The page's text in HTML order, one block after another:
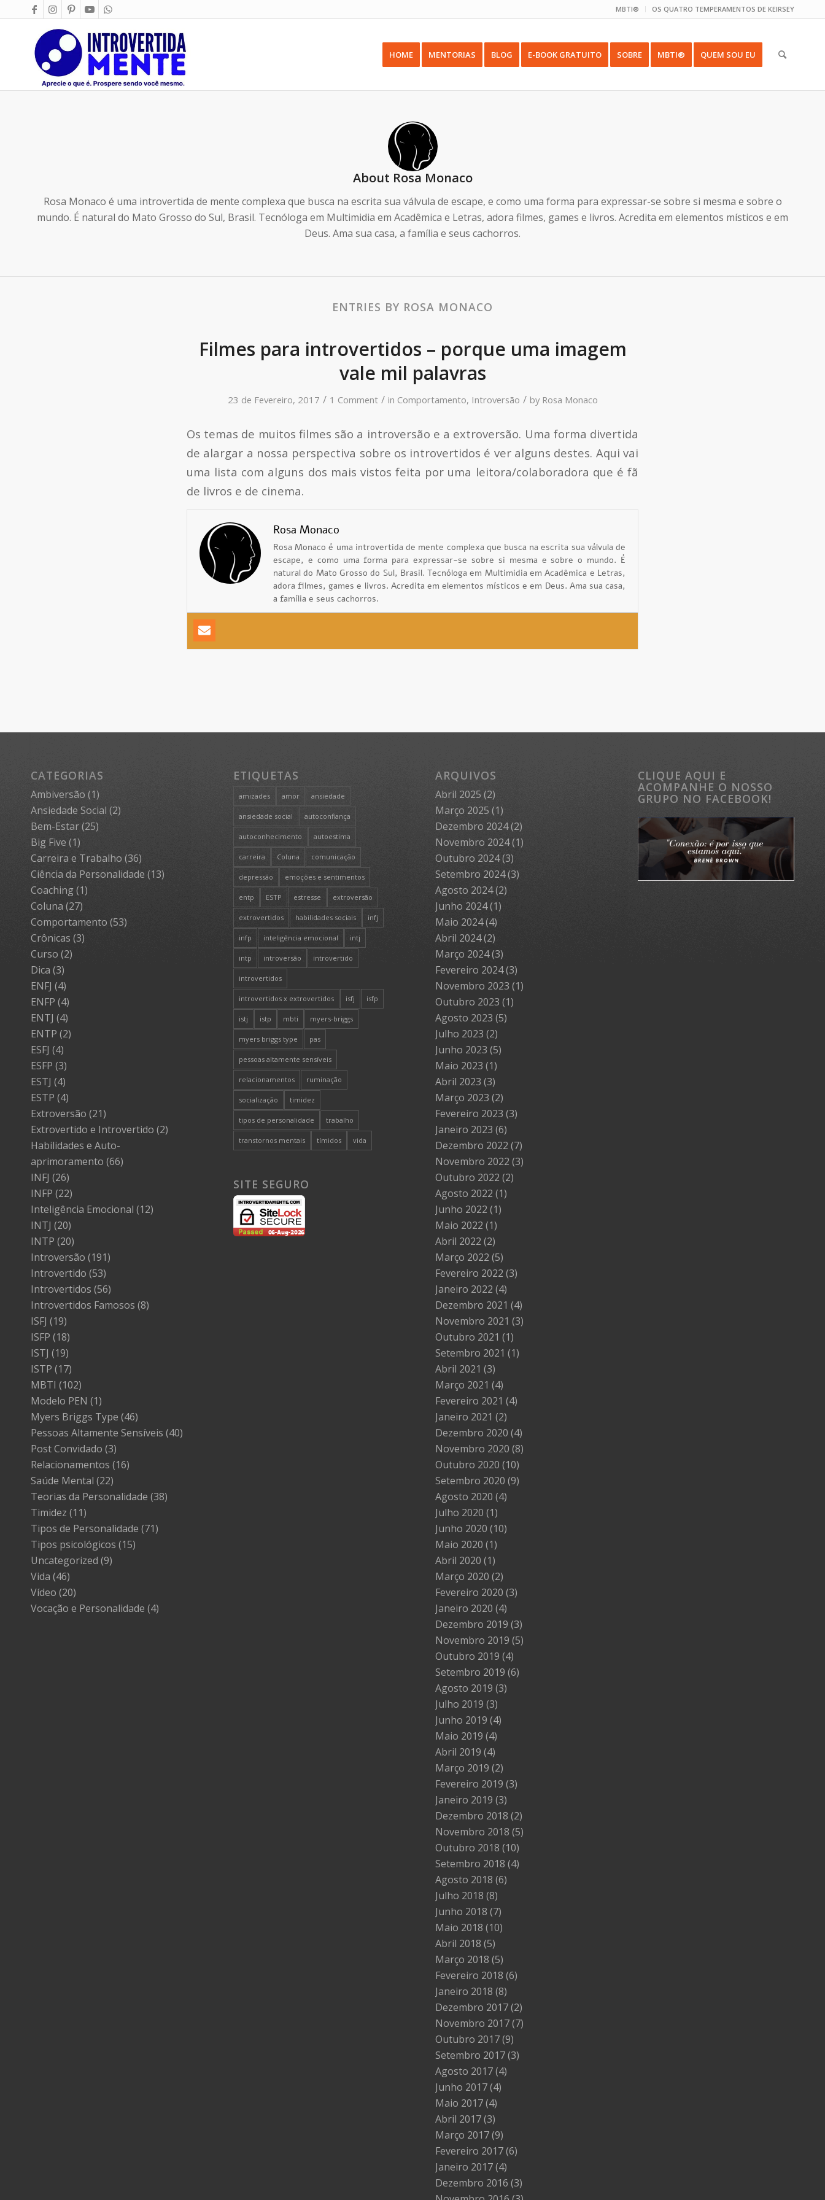
MBTI® OS QUATRO TEMPERAMENTOS DE KEIRSEY
HOME MENTORIAS BLOG E-BOOK GRATUITO SOBRE MBTI® QUEM SOU EU
About Rosa Monaco
Rosa Monaco é uma introvertida de mente complexa que busca na escrita sua válvula de escape, e como uma forma para expressar-se sobre si mesma e sobre o
mundo. É natural do Mato Grosso do Sul, Brasil. Tecnóloga em Multimidia em Acadêmica e Letras, adora filmes, games e livros. Acredita em elementos místicos e em
Deus. Ama sua casa, a família e seus cachorros.
ENTRIES BY ROSA MONACO
Filmes para introvertidos – porque uma imagem
vale mil palavras
23 de Fevereiro, 2017 / 1 Comment / in Comportamento, Introversão / by Rosa Monaco
Os temas de muitos filmes são a introversão e a extroversão. Uma forma divertida
de alargar a nossa perspectiva sobre os introvertidos é ver alguns destes. Aqui vai
uma lista com alguns dos mais vistos feita por uma leitora/colaboradora que é fã
de livros e de cinema.
Rosa Monaco
Rosa Monaco é uma introvertida de mente complexa que busca na escrita sua válvula de
escape, e como uma forma para expressar-se sobre si mesma e sobre o mundo. É
natural do Mato Grosso do Sul, Brasil. Tecnóloga em Multimidia em Acadêmica e Letras,
adora filmes, games e livros. Acredita em elementos místicos e em Deus. Ama sua casa,
a família e seus cachorros.
CATEGORIAS
Ambiversão (1)
Ansiedade Social (2)
Bem-Estar(25)
Big Five (1)
Carreira e Trabalho (36)
Ciência da Personalidade (13)
Coaching(1)
Coluna (27)
Comportamento (53)
Crônicas (3)
Curso (2)
Dica (3)
ENFJ (4)
ENFP (4)
ENTJ (4)
ENTP (2)
ESFJ (4)
ESFP (3)
ESTJ (4)
ESTP (4)
Extroversão (21)
Extrovertido e Introvertido (2)
Habilidades e Auto-
aprimoramento (66)
INFJ (26)
INFP (22)
Inteligência Emocional (12)
INTJ (20)
INTP (20)
Introversão (191)
Introvertido (53)
Introvertidos (56)
Introvertidos Famosos (8)
ISFJ (19)
ISFP (18)
ISTJ (19)
ISTP (17)
MBTI (102)
Modelo PEN (1)
Myers Briggs Type (46)
Pessoas Altamente Sensíveis (40)
Post Convidado (3)
Relacionamentos (16)
Saúde Mental (22)
Teorias da Personalidade (38)
Timidez (11)
Tipos de Personalidade (71)
Tipos psicológicos (15)
Uncategorized (9)
Vida (46)
Vídeo (20)
Vocação e Personalidade (4)
ETIQUETAS
amizades amor ansiedade
ansiedade social autoconfiança
autoconhecimento autoestima
carreira Coluna comunicação
depressão emoções e sentimentos
entp ESTP estresse extroversão
extrovertidos habilidades sociais infj
infp inteligência emocional intj
intp introversão introvertido
introvertidos
introvertidos x extrovertidos isfj isfp
istj istp mbti myers-briggs
myers briggs type pas
pessoas altamente sensíveis
relacionamentos ruminação
socialização timidez
tipos de personalidade trabalho
transtornos mentais tímidos vida
SITE SEGURO
ARQUIVOS
Abril 2025 (2)
Março 2025 (1)
Dezembro 2024(2)
Novembro 2024(1)
Outubro 2024(3)
Setembro 2024(3)
Agosto 2024(2)
Junho 2024(1)
Maio 2024(4)
Abril 2024(2)
Março 2024(3)
Fevereiro 2024(3)
Novembro 2023 (1)
Outubro 2023 (1)
Agosto 2023 (5)
Julho 2023 (2)
Junho 2023 (5)
Maio 2023 (1)
Abril 2023 (3)
Março 2023 (2)
Fevereiro 2023 (3)
Janeiro 2023 (6)
Dezembro 2022 (7)
Novembro 2022 (3)
Outubro 2022 (2)
Agosto 2022 (1)
Junho 2022 (1)
Maio 2022 (1)
Abril 2022 (2)
Março 2022 (5)
Fevereiro 2022 (3)
Janeiro 2022 (4)
Dezembro 2021 (4)
Novembro 2021 (3)
Outubro 2021 (1)
Setembro 2021 (1)
Abril 2021 (3)
Março 2021 (4)
Fevereiro 2021 (4)
Janeiro 2021 (2)
Dezembro 2020 (4)
Novembro 2020 (8)
Outubro 2020 (10)
Setembro 2020 (9)
Agosto 2020 (4)
Julho 2020 (1)
Junho 2020 (10)
Maio 2020 (1)
Abril 2020 (1)
Março 2020 (2)
Fevereiro 2020 (3)
Janeiro 2020 (4)
Dezembro 2019 (3)
Novembro 2019 (5)
Outubro 2019 (4)
Setembro 2019 (6)
Agosto 2019 (3)
Julho 2019 (3)
Junho 2019 (4)
Maio 2019 (4)
Abril 2019 (4)
Março 2019 (2)
Fevereiro 2019 (3)
Janeiro 2019 (3)
Dezembro 2018 (2)
Novembro 2018 (5)
Outubro 2018 (10)
Setembro 2018 (4)
Agosto 2018 (6)
Julho 2018 (8)
Junho 2018 (7)
Maio 2018 (10)
Abril 2018 (5)
Março 2018 (5)
Fevereiro 2018 (6)
Janeiro 2018 (8)
Dezembro 2017(2)
Novembro 2017(7)
Outubro 2017(9)
Setembro 2017(3)
Agosto 2017(4)
Junho 2017(4)
Maio 2017(4)
Abril 2017(3)
Março 2017(9)
Fevereiro 2017(6)
Janeiro 2017(4)
Dezembro 2016 (3)
CLIQUE AQUI E
ACOMPANHE O NOSSO
GRUPO NO FACEBOOK!